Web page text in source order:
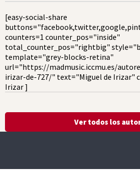
[easy-social-share
counters=1 counter_pos="inside"
total_counter_pos="rightbig"
template="grey-blocks-retina"
url="https://madmusic.iccmu.es/
irizar-de-727/" text="Miguel de Irizar"
Irizar ]
Ver todos los